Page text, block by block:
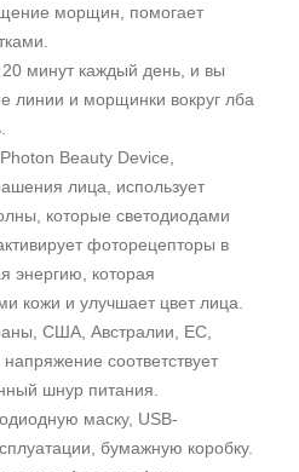
морщин, помогает
минут каждый день, и вы
линии и морщинки вокруг лба
Beauty Device,
лица, использует
которые светодиодами
фоторецепторы в
энергию, которая
кожи и улучшает цвет лица.
США, Австралии, ЕС,
соответствует
шнур питания.
маску, USB-
бумажную коробку.